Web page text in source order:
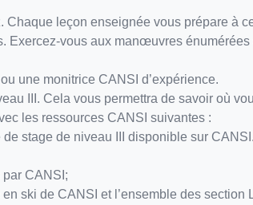
Chaque leçon enseignée vous prépare à
Exercez-vous aux manœuvres
une monitrice CANSI d’expérience.
III. Cela vous permettra de savoir où
les ressources CANSI suivantes :
stage de niveau III disponible sur
CANSI;
ski de CANSI et l’ensemble des